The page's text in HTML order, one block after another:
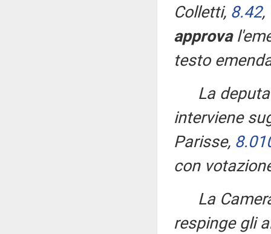
Colletti, 8.42,
approva
testo
La
interviene
Parisse,
con
La
respinge gli